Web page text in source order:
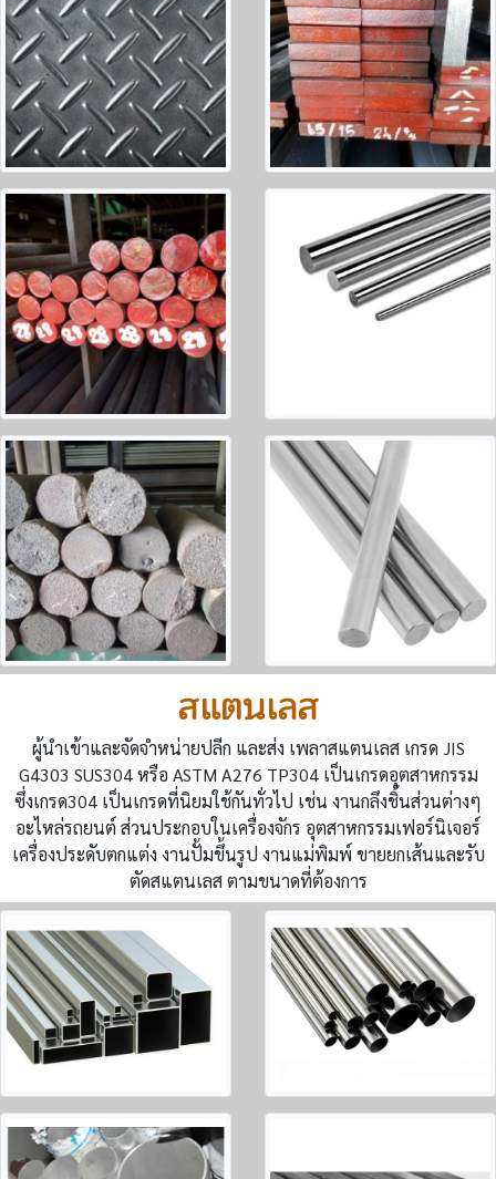
สแตนเลส
ผู้นำเข้าและจัดจำหน่ายปลีก และส่ง เพลาสแตนเลส เกรด JIS
G4303 SUS304 หรือ ASTM A276 TP304 เป็นเกรดอุตสาหกรรม
ซึ่งเกรด304 เป็นเกรดที่นิยมใช้กันทั่วไป เช่น งานกลึงชิ้นส่วนต่างๆ
อะไหล่รถยนต์ ส่วนประกอบในเครื่องจักร อุตสาหกรรมเฟอร์นิเจอร์
เครื่องประดับตกแต่ง งานปั้มขึ้นรูป งานแม่พิมพ์ ขายยกเส้นและรับ
ตัดสแตนเลส ตามขนาดที่ต้องการ